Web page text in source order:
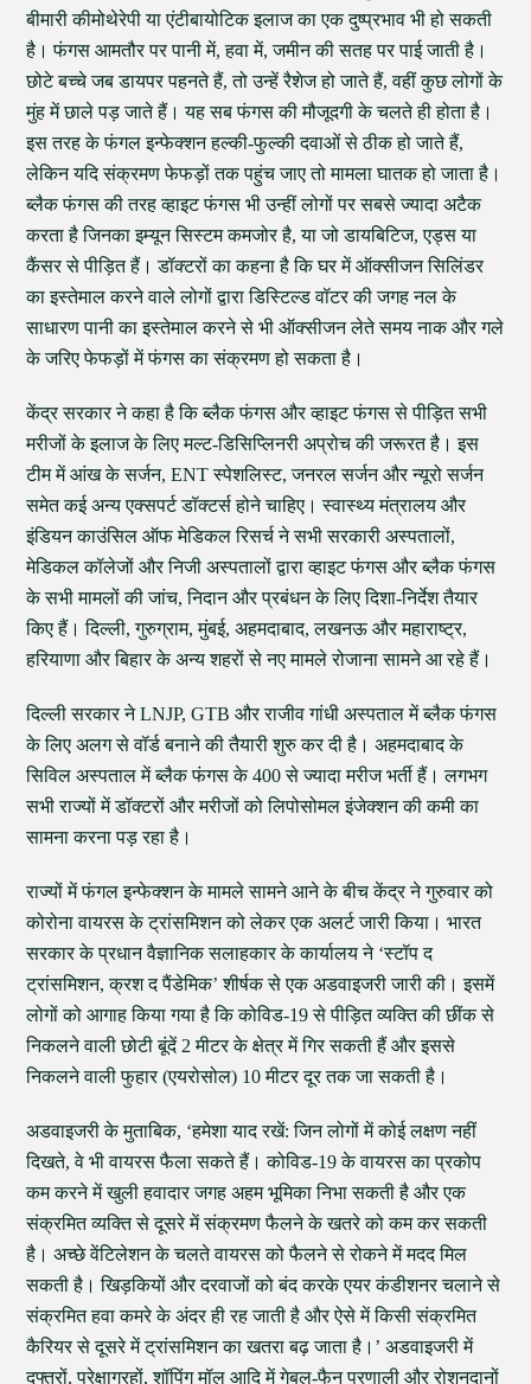
बीमारी कीमोथेरेपी या एंटीबायोटिक इलाज का एक दुष्प्रभाव भी हो सकती
है। फंगस आमतौर पर पानी में, हवा में, जमीन की सतह पर पाई जाती है।
छोटे बच्चे जब डायपर पहनते हैं, तो उन्हें रैशेज हो जाते हैं, वहीं कुछ लोगों के
मुंह में छाले पड़ जाते हैं। यह सब फंगस की मौजूदगी के चलते ही होता है।
इस तरह के फंगल इन्फेक्शन हल्की-फुल्की दवाओं से ठीक हो जाते हैं,
लेकिन यदि संक्रमण फेफड़ों तक पहुंच जाए तो मामला घातक हो जाता है।
ब्लैक फंगस की तरह व्हाइट फंगस भी उन्हीं लोगों पर सबसे ज्यादा अटैक
करता है जिनका इम्यून सिस्टम कमजोर है, या जो डायबिटिज, एड्स या
कैंसर से पीड़ित हैं। डॉक्टरों का कहना है कि घर में ऑक्सीजन सिलिंडर
का इस्तेमाल करने वाले लोगों द्वारा डिस्टिल्ड वॉटर की जगह नल के
साधारण पानी का इस्तेमाल करने से भी ऑक्सीजन लेते समय नाक और गले
के जरिए फेफड़ों में फंगस का संक्रमण हो सकता है।
केंद्र सरकार ने कहा है कि ब्लैक फंगस और व्हाइट फंगस से पीड़ित सभी
मरीजों के इलाज के लिए मल्ट-डिसिप्लिनरी अप्रोच की जरूरत है। इस
टीम में आंख के सर्जन, ENT स्पेशलिस्ट, जनरल सर्जन और न्यूरो सर्जन
समेत कई अन्य एक्सपर्ट डॉक्टर्स होने चाहिए। स्वास्थ्य मंत्रालय और
इंडियन काउंसिल ऑफ मेडिकल रिसर्च ने सभी सरकारी अस्पतालों,
मेडिकल कॉलेजों और निजी अस्पतालों द्वारा व्हाइट फंगस और ब्लैक फंगस
के सभी मामलों की जांच, निदान और प्रबंधन के लिए दिशा-निर्देश तैयार
किए हैं। दिल्ली, गुरुग्राम, मुंबई, अहमदाबाद, लखनऊ और महाराष्ट्र,
हरियाणा और बिहार के अन्य शहरों से नए मामले रोजाना सामने आ रहे हैं।
दिल्ली सरकार ने LNJP, GTB और राजीव गांधी अस्पताल में ब्लैक फंगस
के लिए अलग से वॉर्ड बनाने की तैयारी शुरु कर दी है। अहमदाबाद के
सिविल अस्पताल में ब्लैक फंगस के 400 से ज्यादा मरीज भर्ती हैं। लगभग
सभी राज्यों में डॉक्टरों और मरीजों को लिपोसोमल इंजेक्शन की कमी का
सामना करना पड़ रहा है।
राज्यों में फंगल इन्फेक्शन के मामले सामने आने के बीच केंद्र ने गुरुवार को
कोरोना वायरस के ट्रांसमिशन को लेकर एक अलर्ट जारी किया। भारत
सरकार के प्रधान वैज्ञानिक सलाहकार के कार्यालय ने ‘स्टॉप द
ट्रांसमिशन, क्रश द पैंडेमिक’ शीर्षक से एक अडवाइजरी जारी की। इसमें
लोगों को आगाह किया गया है कि कोविड-19 से पीड़ित व्यक्ति की छींक से
निकलने वाली छोटी बूंदें 2 मीटर के क्षेत्र में गिर सकती हैं और इससे
निकलने वाली फुहार (एयरोसोल) 10 मीटर दूर तक जा सकती है।
अडवाइजरी के मुताबिक, ‘हमेशा याद रखें: जिन लोगों में कोई लक्षण नहीं
दिखते, वे भी वायरस फैला सकते हैं। कोविड-19 के वायरस का प्रकोप
कम करने में खुली हवादार जगह अहम भूमिका निभा सकती है और एक
संक्रमित व्यक्ति से दूसरे में संक्रमण फैलने के खतरे को कम कर सकती
है। अच्छे वेंटिलेशन के चलते वायरस को फैलने से रोकने में मदद मिल
सकती है। खिड़कियों और दरवाजों को बंद करके एयर कंडीशनर चलाने से
संक्रमित हवा कमरे के अंदर ही रह जाती है और ऐसे में किसी संक्रमित
कैरियर से दूसरे में ट्रांसमिशन का खतरा बढ़ जाता है।’ अडवाइजरी में
दफ्तरों, प्रेक्षाग्रहों, शॉपिंग मॉल आदि में गेबल-फैन प्रणाली और रोशनदानों